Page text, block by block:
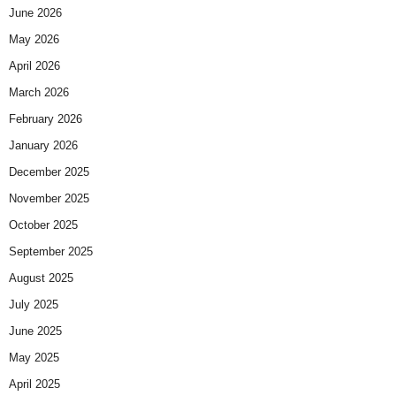
June 2026
May 2026
April 2026
March 2026
February 2026
January 2026
December 2025
November 2025
October 2025
September 2025
August 2025
July 2025
June 2025
May 2025
April 2025